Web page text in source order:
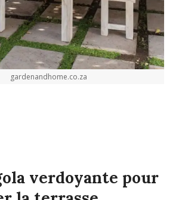
gardenandhome.co.za
verdoyante pour